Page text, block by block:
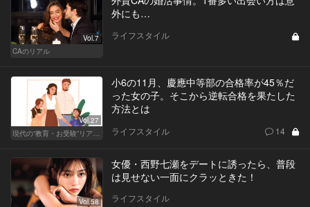
Vol.7
CAのリアル
外にも…
ライフスタイル
Vol.27
現代の“教育・お受験”リアルドキュメント
小6の11月、慶應中等部の合格率が45％だ
った女の子。そこから逆転合格を果たした
方法とは
ライフスタイル 14
Vol.58
女優・西野七瀬をデートに誘ったら、普段
は見せない一面にクラッときた！
ライフスタイル